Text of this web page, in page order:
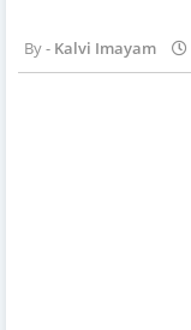
Kalvi Imayam